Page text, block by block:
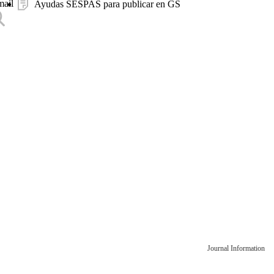
Ayudas SESPAS para publicar en GS
Journal Information